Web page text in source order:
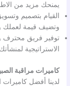
يمنحك مزيد من
القيام بتصميم
وتضيف قيمة لعملك
توفير فريق محترف
الاستراتيجية
كاميرات مراقبة
لدينا أفضل